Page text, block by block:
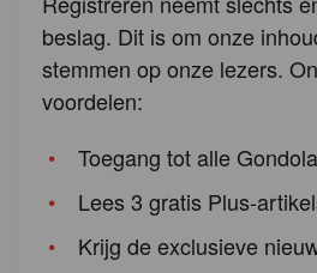
beslag. Dit is om onze
stemmen op onze lezers.
voordelen:
Toegang tot alle
Lees 3 gratis Plus-
Krijg de exclusieve